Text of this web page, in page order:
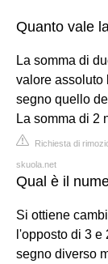
Quanto vale
La somma di
valore assoluto
segno quello
La somma di 2
Richiesta di
skuola.net
Qual è il
Si ottiene
l'opposto di 3
segno diverso